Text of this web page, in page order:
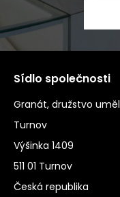
Sídlo společnosti
Granát, družstvo
Turnov
Výšinka 1409
511 01 Turnov
Česká republika